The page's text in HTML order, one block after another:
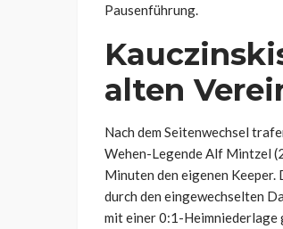
Pausenführung.
alten
Nach dem Seitenwechsel
Wehen-Legende Alf Mintzel
Minuten den eigenen
durch den eingewechselten
mit einer 0:1-Heimniederlage